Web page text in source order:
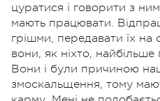
цуратися і говорити з
мають працювати.
грішми, передавати їх
вони, як ніхто, найбільше
Вони і були причиною
змоскальщення, тому